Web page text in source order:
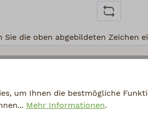
Sie die oben abgebildeten Zeichen
um Ihnen die bestmögliche
Mehr Informationen.